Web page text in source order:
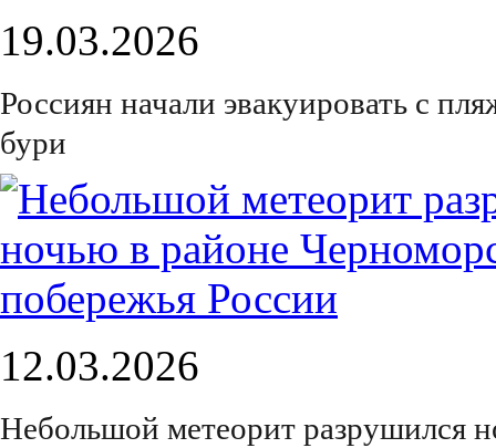
19.03.2026
Россиян начали эвакуировать с
бури
12.03.2026
Небольшой метеорит разрушился